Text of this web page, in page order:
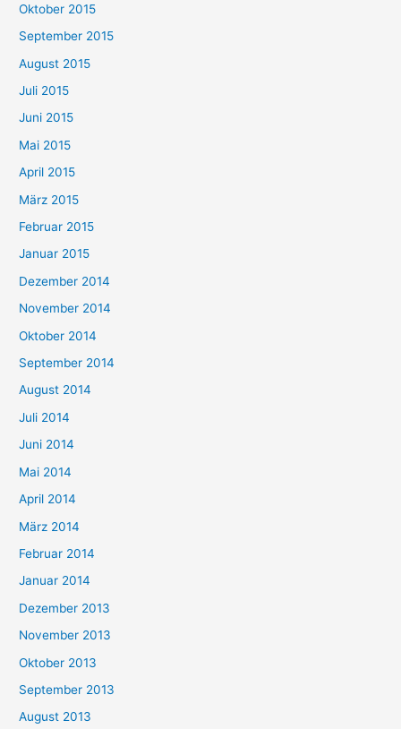
Oktober 2015
September 2015
August 2015
Juli 2015
Juni 2015
Mai 2015
April 2015
März 2015
Februar 2015
Januar 2015
Dezember 2014
November 2014
Oktober 2014
September 2014
August 2014
Juli 2014
Juni 2014
Mai 2014
April 2014
März 2014
Februar 2014
Januar 2014
Dezember 2013
November 2013
Oktober 2013
September 2013
August 2013